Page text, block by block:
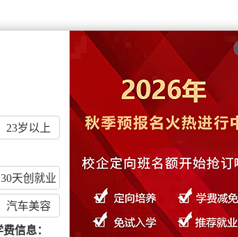
次来郑州北方，我们公司很多员工都来自北方
都走在行业前沿，所以我对郑州北方感情特别
启一番事业。
锦旗
23岁以上
30天创就业
汽车美容
信息：